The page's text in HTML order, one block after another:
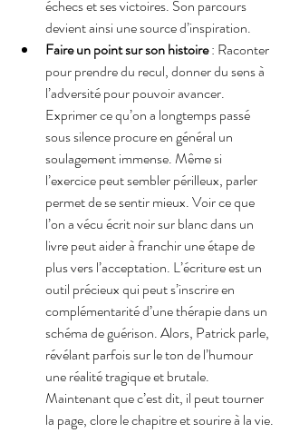
échecs et ses victoires. Son parcours
devient ainsi une source d’inspiration.
Faire un point sur son histoire : Raconter
pour prendre du recul, donner du sens à
l’adversité pour pouvoir avancer.
Exprimer ce qu’on a longtemps passé
sous silence procure en général un
soulagement immense. Même si
l’exercice peut sembler périlleux, parler
permet de se sentir mieux. Voir ce que
l’on a vécu écrit noir sur blanc dans un
livre peut aider à franchir une étape de
plus vers l’acceptation. L’écriture est un
outil précieux qui peut s’inscrire en
complémentarité d’une thérapie dans un
schéma de guérison. Alors, Patrick parle,
révélant parfois sur le ton de l’humour
une réalité tragique et brutale.
Maintenant que c’est dit, il peut tourner
la page, clore le chapitre et sourire à la vie.